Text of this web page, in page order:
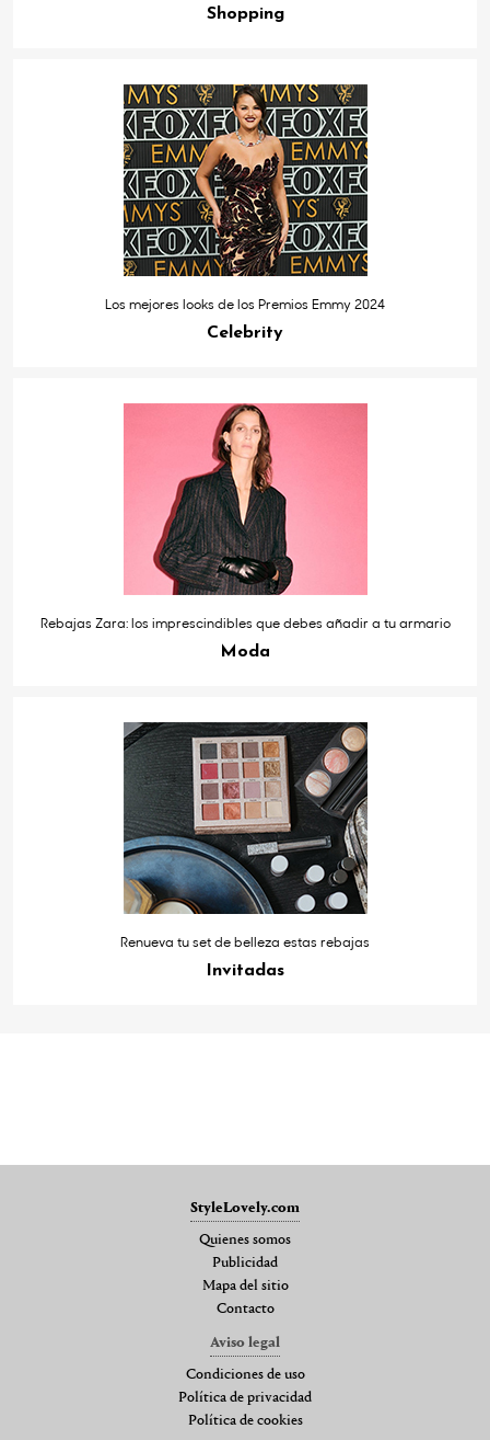
Shopping
Los mejores looks de los Premios Emmy 2024
Celebrity
Rebajas Zara: los imprescindibles que debes añadir a tu armario
Moda
Renueva tu set de belleza estas rebajas
Invitadas
StyleLovely.com
Quienes somos
Publicidad
Mapa del sitio
Contacto
Aviso legal
Condiciones de uso
Política de privacidad
Política de cookies